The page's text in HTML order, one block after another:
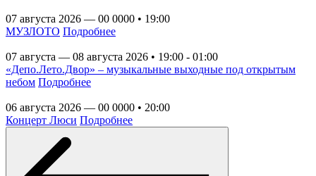
07 августа 2026 — 00 0000 • 19:00
МУЗЛОТО Подробнее
07 августа — 08 августа 2026 • 19:00 - 01:00
«Депо.Лето.Двор» – музыкальные выходные под открытым
небом Подробнее
06 августа 2026 — 00 0000 • 20:00
Концерт Люси Подробнее